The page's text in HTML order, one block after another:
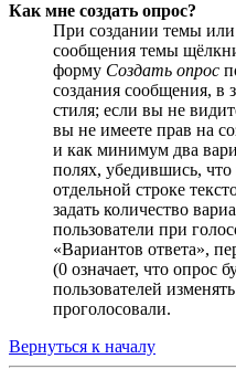
Как мне создать опрос?
При создании темы
сообщения темы
форму Создать опрос
создания сообщения, в
стиля; если вы не
вы не имеете прав на
и как минимум два
полях, убедившись,
отдельной строке
задать количество
пользователи при
«Вариантов ответа»,
(0 означает, что опрос
пользователей
проголосовали.
Вернуться к началу